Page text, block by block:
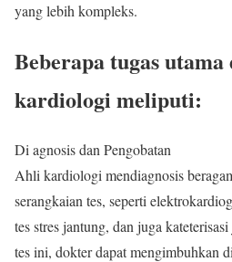
yang lebih kompleks.
Beberapa tugas
kardiologi meliputi:
Di agnosis dan Pengobatan
Ahli kardiologi mendiagnosis
serangkaian tes, seperti
tes stres jantung, dan juga
tes ini, dokter dapat mengimbuhkan